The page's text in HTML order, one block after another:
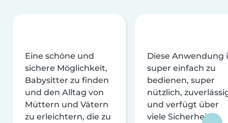
Eine schöne und
sichere Möglichkeit,
Babysitter zu finden
und den Alltag von
Müttern und Vätern
zu erleichtern, die zu
Diese Anwendung
super einfach zu
bedienen, super
nützlich,
und verfügt über
viele Sicherheits-